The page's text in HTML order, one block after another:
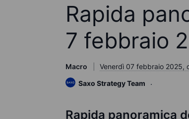
Rapida
7 febbraio
Macro Venerdì 07 febbraio 2025,
Saxo Strategy Team
Rapida panoramica